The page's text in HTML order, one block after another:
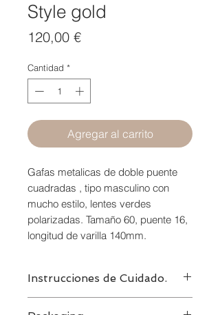
Style gold
120,00 €Precio
Cantidad *
Agregar al carrito
Gafas metalicas de doble puente
cuadradas , tipo masculino con
mucho estilo, lentes verdes
polarizadas. Tamaño 60, puente 16,
longitud de varilla 140mm.
Instrucciones de Cuidado.